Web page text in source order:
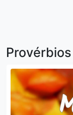
Provérbios